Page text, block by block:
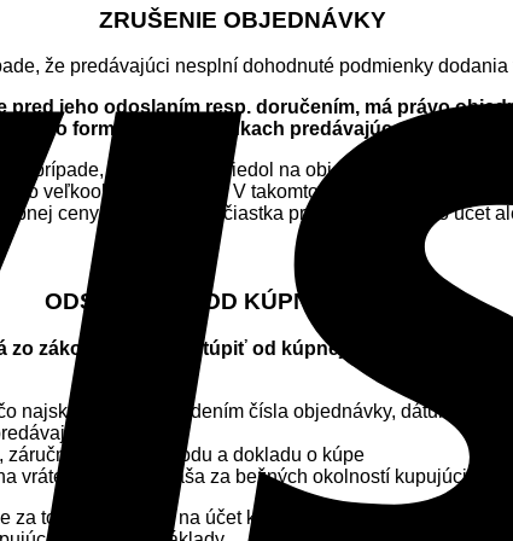
ZRUŠENIE OBJEDNÁVKY
že predávajúci nesplní dohodnuté podmienky dodania
pred jeho odoslaním resp. doručením, má právo
formulára na stránkach predávajúceho –
prípade, ak kupujúci uviedol na objednávke
veľkoobchodná cena. V takomto prípade bude
ceny, bude mu táto čiastka prevedená na jeho účet
ODSTÚPENIE OD KÚPNEJ ZMLUVY
zo zákona právo odstúpiť od kúpnej zmluvy do 14 dní
spolu s uvedením čísla objednávky, dátumu
listu, návodu a dokladu o kúpe
vrátenie tovaru znáša za bežných okolností kupujúci.
tovar prevodom na účet kupujúceho alebo zaslaním